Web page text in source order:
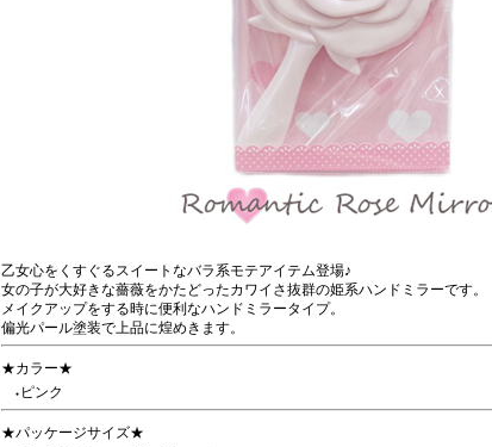
乙女心をくすぐるスイートなバラ系モテアイテム登場♪
女の子が大好きな薔薇をかたどったカワイさ抜群の姫系ハンドミラーです。
メイクアップをする時に便利なハンドミラータイプ。
偏光パール塗装で上品に煌めきます。
★カラー★
● ピンク
★パッケージサイズ★